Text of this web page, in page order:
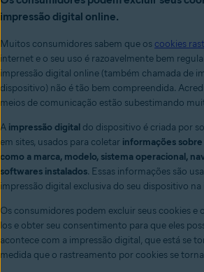
impressão digital online.
Muitos consumidores sabem que os cookies
internet e o seu uso é razoavelmente bem
impressão digital online (também chamada de
dispositivo) não é tão bem compreendida.
meios de comunicação estão subestimando
A impressão digital do dispositivo é criada por
em sites, usados para coletar informações
como a marca, modelo, sistema operacional,
softwares instalados. Essas informações são
impressão digital exclusiva do seu dispositivo
Os consumidores podem excluir seus cookies e
los e obter seu consentimento para que eles
acontece com a impressão digital, que está se
medida que o rastreamento por cookies se